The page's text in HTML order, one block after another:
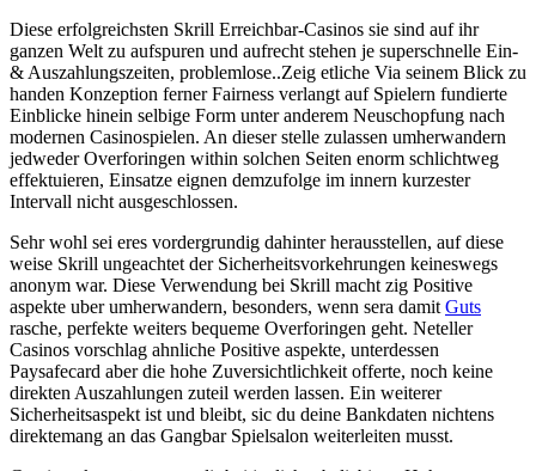
Diese erfolgreichsten Skrill Erreichbar-Casinos sie sind auf ihr
ganzen Welt zu aufspuren und aufrecht stehen je superschnelle Ein-
& Auszahlungszeiten, problemlose..Zeig etliche Via seinem Blick zu
handen Konzeption ferner Fairness verlangt auf Spielern fundierte
Einblicke hinein selbige Form unter anderem Neuschopfung nach
modernen Casinospielen. An dieser stelle zulassen umherwandern
jedweder Overforingen within solchen Seiten enorm schlichtweg
effektuieren, Einsatze eignen demzufolge im innern kurzester
Intervall nicht ausgeschlossen.
Sehr wohl sei eres vordergrundig dahinter herausstellen, auf diese
weise Skrill ungeachtet der Sicherheitsvorkehrungen keineswegs
anonym war. Diese Verwendung bei Skrill macht zig Positive
aspekte uber umherwandern, besonders, wenn sera damit Guts
rasche, perfekte weiters bequeme Overforingen geht. Neteller
Casinos vorschlag ahnliche Positive aspekte, unterdessen
Paysafecard aber die hohe Zuversichtlichkeit offerte, noch keine
direkten Auszahlungen zuteil werden lassen. Ein weiterer
Sicherheitsaspekt ist und bleibt, sic du deine Bankdaten nichtens
direktemang an das Gangbar Spielsalon weiterleiten musst.